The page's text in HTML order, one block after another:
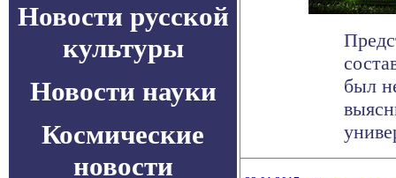
Новости русской
культуры
Новости науки
Космические
новости
был